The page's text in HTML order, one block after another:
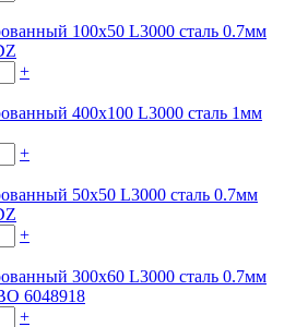
100х50 L3000 сталь 0.7мм
+
400х100 L3000 сталь 1мм
+
50х50 L3000 сталь 0.7мм
+
300х60 L3000 сталь 0.7мм
6048918
+